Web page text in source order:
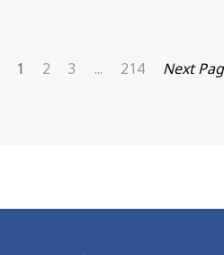
1 2 3 ... 214 Next